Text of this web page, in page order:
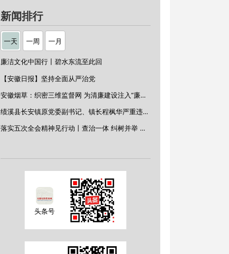
新闻排行
一天 一周 一月
廉洁文化中国行丨碧水东流至此回
【安徽日报】坚持全面从严治党
安徽烟草：织密三维监督网 为清廉建设注入“廉动力”
绩溪县长安镇原党委副书记、镇长程枫华严重违纪违法被开除党籍和公职
落实五次全会精神见行动丨查治一体 纠树并举 深入推进风腐同查同治
头条号